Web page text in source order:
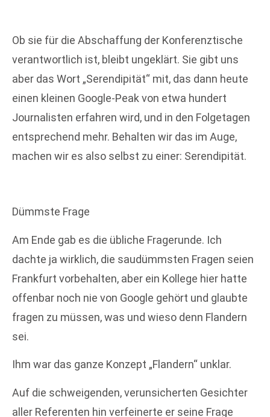
Ob sie für die Abschaffung der Konferenztische
verantwortlich ist, bleibt ungeklärt. Sie gibt uns
aber das Wort „Serendipität“ mit, das dann heute
einen kleinen Google-Peak von etwa hundert
Journalisten erfahren wird, und in den Folgetagen
entsprechend mehr. Behalten wir das im Auge,
machen wir es also selbst zu einer: Serendipität.
Dümmste Frage
Am Ende gab es die übliche Fragerunde. Ich
dachte ja wirklich, die saudümmsten Fragen seien
Frankfurt vorbehalten, aber ein Kollege hier hatte
offenbar noch nie von Google gehört und glaubte
fragen zu müssen, was und wieso denn Flandern
sei.
Ihm war das ganze Konzept „Flandern“ unklar.
Auf die schweigenden, verunsicherten Gesichter
aller Referenten hin verfeinerte er seine Frage